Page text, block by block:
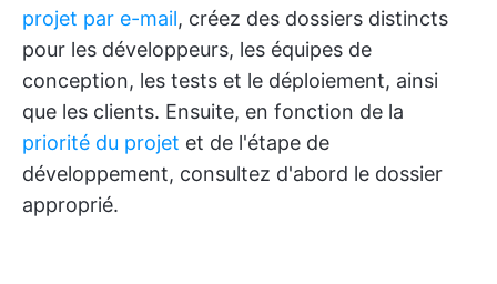
projet par e-mail, créez des dossiers distincts
pour les développeurs, les équipes de
conception, les tests et le déploiement, ainsi
que les clients. Ensuite, en fonction de la
priorité du projet et de l'étape de
développement, consultez d'abord le dossier
approprié.